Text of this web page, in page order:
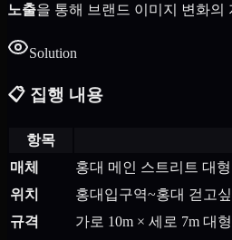
노출을 통해 브랜드 이미지 변화의
Solution
📋 집행 내용
항목
매체
홍대 메인 스트리트 대
위치
홍대입구역~홍대 걷고
규격
가로 10m × 세로 7m 대